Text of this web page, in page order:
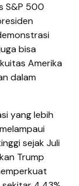
S&P 500
bisa
Amerika
dalam
yang lebih
sejak Juli
Trump